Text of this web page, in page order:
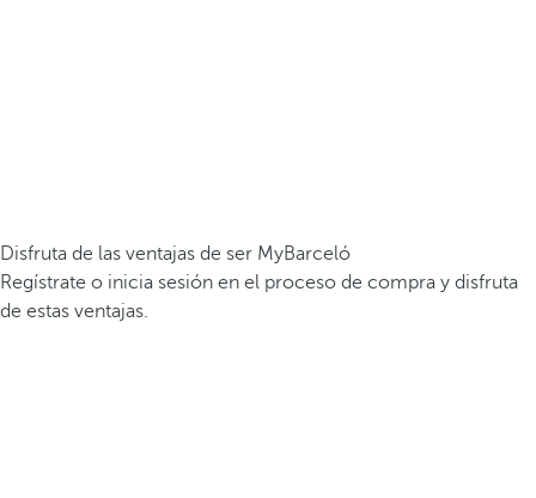
Disfruta de las ventajas de ser MyBarceló
Regístrate o inicia sesión en el proceso de compra y disfruta
de estas ventajas.